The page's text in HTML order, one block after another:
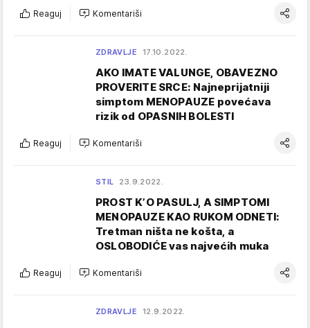
Reaguj Komentariši
ZDRAVLJE 17.10.2022.
AKO IMATE VALUNGE, OBAVEZNO
PROVERITE SRCE: Najneprijatniji
simptom MENOPAUZE povećava
rizik od OPASNIH BOLESTI
Reaguj Komentariši
STIL 23.9.2022.
PROST K’O PASULJ, A SIMPTOMI
MENOPAUZE KAO RUKOM ODNETI:
Tretman ništa ne košta, a
OSLOBODIĆE vas najvećih muka
Reaguj Komentariši
ZDRAVLJE 12.9.2022.